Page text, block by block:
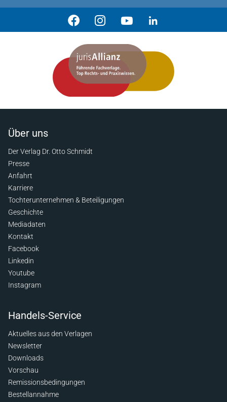
Über uns
Der Verlag Dr. Otto Schmidt
Presse
Anfahrt
Karriere
Tochterunternehmen & Beteiligungen
Geschichte
Mediadaten
Kontakt
Facebook
Linkedin
Youtube
Instagram
Handels-Service
Aktuelles aus den Verlagen
Newsletter
Downloads
Vorschau
Remissionsbedingungen
Bestellannahme